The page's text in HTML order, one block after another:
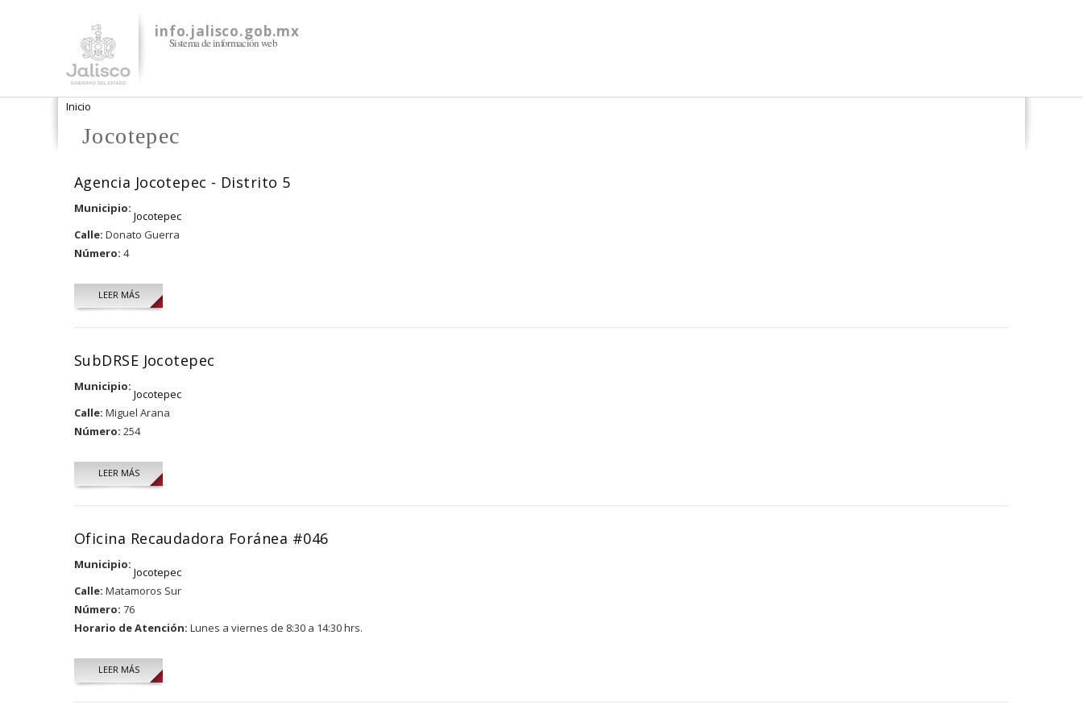
info.jalisco.gob.mx
Sistema de información web
Se encuentra usted aquí
Inicio
Jocotepec
Agencia Jocotepec - Distrito 5
Municipio:
Jocotepec
Calle: Donato Guerra
Número: 4
LEER MÁS
SubDRSE Jocotepec
Municipio:
Jocotepec
Calle: Miguel Arana
Número: 254
LEER MÁS
Oficina Recaudadora Foránea #046
Municipio:
Jocotepec
Calle: Matamoros Sur
Número: 76
Horario de Atención: Lunes a viernes de 8:30 a 14:30 hrs.
LEER MÁS